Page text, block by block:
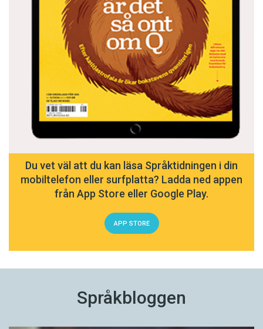
Du vet väl att du kan läsa Språktidningen i din
mobiltelefon eller surfplatta? Ladda ned appen
från App Store eller Google Play.
APP STORE
Språkbloggen